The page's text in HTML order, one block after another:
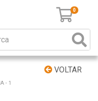
0
VOLTAR
- 1